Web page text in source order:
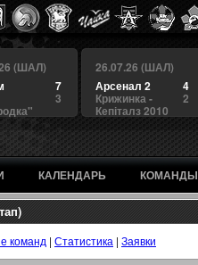
(ШАЛ)
7
3
26.07.26 (ШАЛ)
4
Арсенал 2
2
Крижинка -
Кепіталз 2010
КАЛЕНДАРЬ КОМАНДЫ
команд | Статистика | Заявки